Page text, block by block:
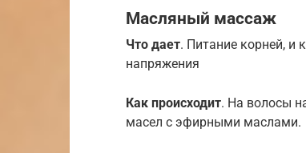
Масляный массаж
Что дает. Питание корней, и
напряжения
Как происходит. На волосы
масел с эфирными маслами.